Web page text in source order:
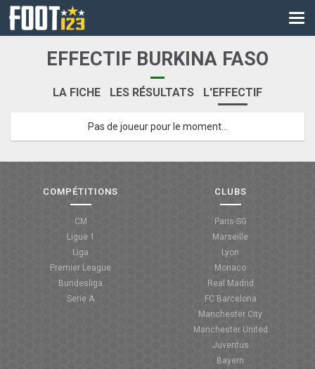
CM
LES DIRECTS
COUPE DE FRANCE
EFFECTIF BURKINA FASO
LA FICHE LES RÉSULTATS L'EFFECTIF
Pas de joueur pour le moment...
COMPÉTITIONS
CM
Ligue 1
Liga
Premier League
Bundesliga
Serie A
CLUBS
Paris-SG
Marseille
Lyon
Monaco
Real Madrid
FC Barcelona
Manchester City
Manchester United
Juventus
Bayern